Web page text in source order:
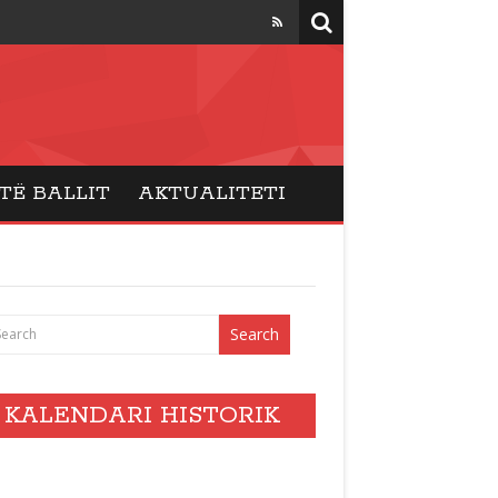
BALLIT AKTUALITETI
KALENDARI HISTORIK